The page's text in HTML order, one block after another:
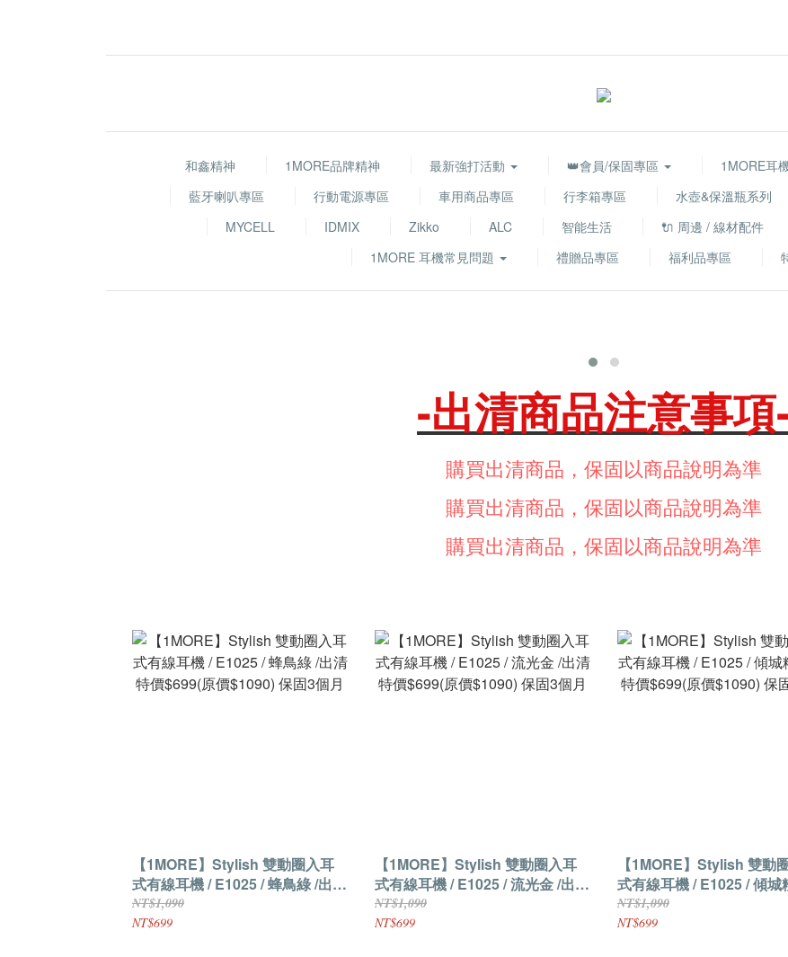
和鑫精神 1MORE品牌精神 最新強打活動 👑會員/保固專區 1MORE耳
藍牙喇叭專區
行動電源專區 車用商品專區 行李箱專區 水壺&保溫瓶系列
MYCELL
IDMIX Zikko ALC 智能生活 🔌 周邊 / 線材配件
1MORE 耳機常見問題
禮贈品專區 福利品專區
-出清商品注意事項
購買出清商品，保固以商品說明為準
購買出清商品， 保固以商品說明為準
購買出清商品， 保固以商品說明為準
【1MORE】Stylish 雙動圈入耳
式有線耳機 / E1025 / 蜂鳥綠 /出清
特價$699(原價$1090) 保固3個月
NT$1,090
NT$699
【1MORE】Stylish 雙動圈入耳
式有線耳機 / E1025 / 流光金 /出清
特價$699(原價$1090) 保固3個月
NT$1,090
NT$699
【1MORE】Stylish 雙動
式有線耳機 / E1025 / 傾城
特價$699(原價$1090) 保固
NT$1,090
NT$699